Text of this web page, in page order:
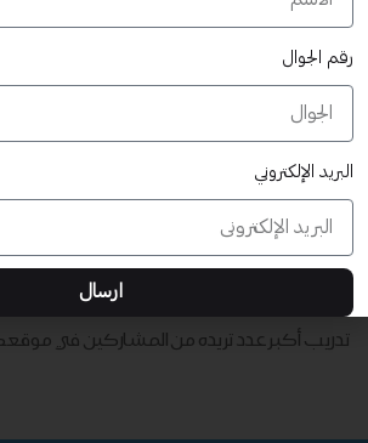
قابلة للتخصيص بالكامل
تدريب أكبر عدد تريده من المشاركين في موقعك
تدريب أكبر عدد تريده من المشاركين في موقعك
رقم الجوال
البريد الإلكتروني
ارسال